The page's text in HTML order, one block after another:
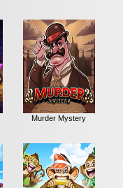
Murder Mystery